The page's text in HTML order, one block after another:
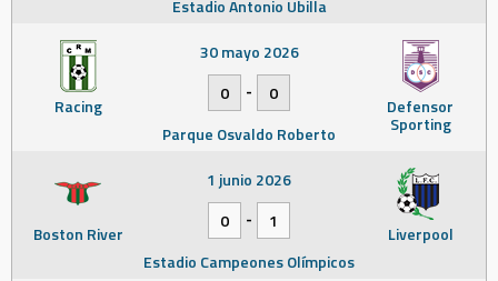
Estadio Antonio Ubilla
Racing Defensor
Sporting
30 mayo 2026
0
-
0
Parque Osvaldo Roberto
Boston River Liverpool
1 junio 2026
0
-
1
Estadio Campeones Olímpicos